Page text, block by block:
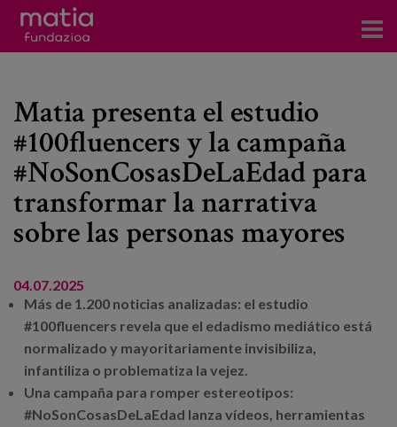
Servicios
Eventos
Noticias
Blog
Prensa
Canal de denuncias
Matia presenta el estudio
#100fluencers y la campaña
#NoSonCosasDeLaEdad para
transformar la narrativa
sobre las personas mayores
04.07.2025
Más de 1.200 noticias analizadas: el estudio
#100fluencers revela que el edadismo mediático está
normalizado y mayoritariamente invisibiliza,
infantiliza o problematiza la vejez.
Una campaña para romper estereotipos:
#NoSonCosasDeLaEdad lanza vídeos, herramientas